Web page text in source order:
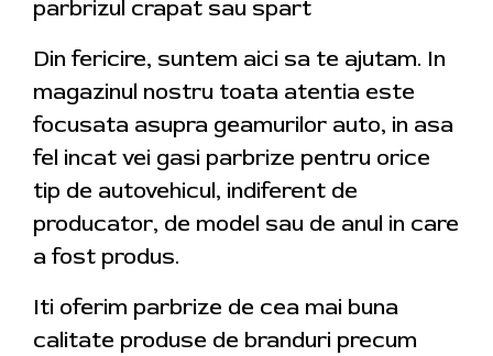
parbrizul crapat sau spart
Din fericire, suntem aici sa te ajutam. In
magazinul nostru toata atentia este
focusata asupra geamurilor auto, in asa
fel incat vei gasi parbrize pentru orice
tip de autovehicul, indiferent de
producator, de model sau de anul in care
a fost produs.
Iti oferim parbrize de cea mai buna
calitate produse de branduri precum